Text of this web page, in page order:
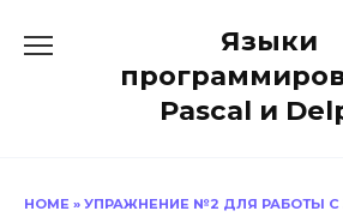
содержанию
Языки
Pascal и
HOME » УПРАЖНЕНИЕ №2 ДЛЯ РАБОТЫ